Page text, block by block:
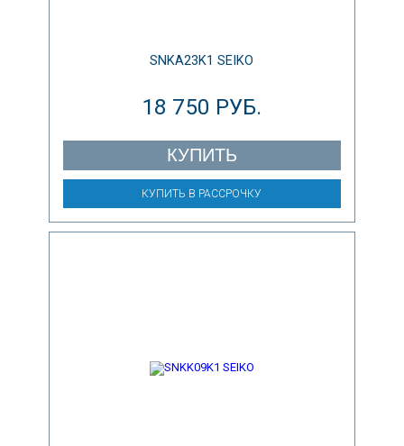
SNKA23K1 SEIKO
18 750 РУБ.
КУПИТЬ
КУПИТЬ В РАССРОЧКУ